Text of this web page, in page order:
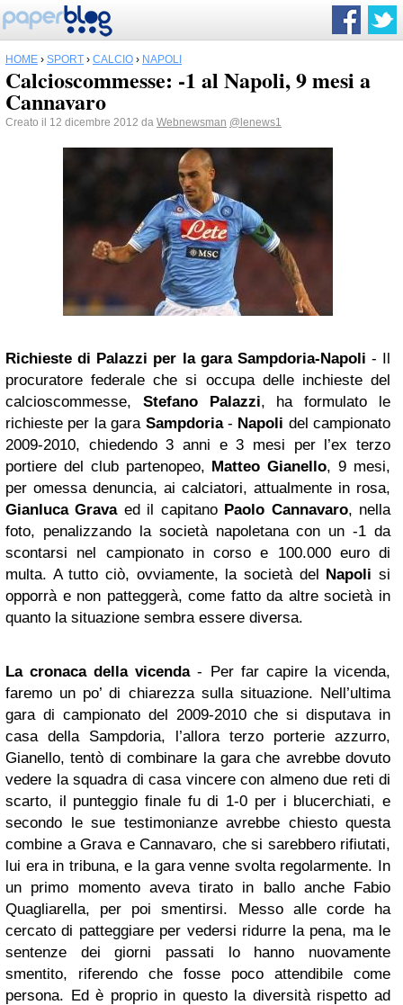
HOME › SPORT › CALCIO › NAPOLI
Calcioscommesse: -1 al Napoli, 9 mesi a
Cannavaro
Creato il 12 dicembre 2012 da Webnewsman @lenews1
Richieste di Palazzi per la gara Sampdoria-Napoli - Il
procuratore federale che si occupa delle inchieste del
calcioscommesse, Stefano Palazzi, ha formulato le
richieste per la gara Sampdoria- Napoli del campionato
2009-2010, chiedendo 3 anni e 3 mesi per l’ex terzo
portiere del club partenopeo, Matteo Gianello, 9 mesi,
per omessa denuncia, ai calciatori, attualmente in rosa,
Gianluca Gravaed il capitano Paolo Cannavaro, nella
foto, penalizzando la società napoletana con un -1 da
scontarsi nel campionato in corso e 100.000 euro di
multa. A tutto ciò, ovviamente, la società del Napoli si
opporrà e non patteggerà, come fatto da altre società in
quanto la situazione sembra essere diversa.
La cronaca della vicenda- Per far capire la vicenda,
faremo un po’ di chiarezza sulla situazione. Nell’ultima
gara di campionato del 2009-2010 che si disputava in
casa della Sampdoria, l’allora terzo porterie azzurro,
Gianello, tentò di combinare la gara che avrebbe dovuto
vedere la squadra di casa vincere con almeno due reti di
scarto, il punteggio finale fu di 1-0 per i blucerchiati, e
secondo le sue testimonianze avrebbe chiesto questa
combine a Grava e Cannavaro, che si sarebbero rifiutati,
lui era in tribuna, e la gara venne svolta regolarmente. In
un primo momento aveva tirato in ballo anche Fabio
Quagliarella, per poi smentirsi. Messo alle corde ha
cercato di patteggiare per vedersi ridurre la pena, ma le
sentenze dei giorni passati lo hanno nuovamente
smentito, riferendo che fosse poco attendibile come
persona. Ed è proprio in questo la diversità rispetto ad